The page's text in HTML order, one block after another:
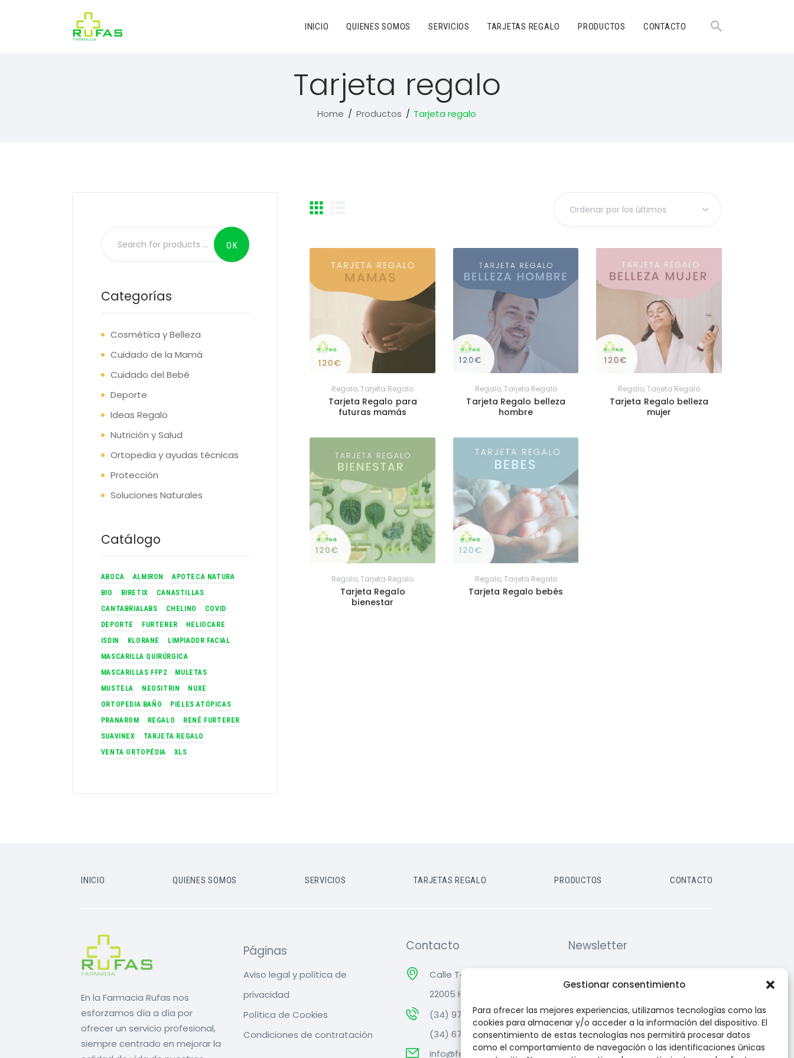
Gestionar consentimiento
Para ofrecer las mejores experiencias, utilizamos tecnologías como las
cookies para almacenar y/o acceder a la información del dispositivo. El
consentimiento de estas tecnologías nos permitirá procesar datos
como el comportamiento de navegación o las identificaciones únicas
INICIO QUIENES SOMOS SERVICIOS TARJETAS REGALO PRODUCTOS CONTACTO
Tarjeta regalo
Home Productos Tarjeta regalo
Regalo,Tarjeta Regalo
Tarjeta Regalo para
futuras mamás
Regalo,Tarjeta Regalo
Tarjeta Regalo belleza
hombre
Regalo,Tarjeta Regalo
Tarjeta Regalo belleza
mujer
Regalo,Tarjeta Regalo
Tarjeta Regalo
bienestar
Regalo,Tarjeta Regalo
Tarjeta Regalo bebés
Categorías
Cosmética y Belleza
Cuidado de la Mamá
Cuidado del Bebé
Deporte
Ideas Regalo
Nutrición y Salud
Ortopedia y ayudas técnicas
Protección
Soluciones Naturales
Catálogo
ABOCA ALMIRON
APOTECA NATURA
BIO
BIRETIX
CANASTILLAS
CANTABRIALABS
CHELINO
COVID
DEPORTE
FURTERER
HELIOCARE
ISDIN
KLORANE
LIMPIADOR FACIAL
MASCARILLA QUIRÚRGICA
MASCARILLAS FFP2
MULETAS
MUSTELA
NEOSITRIN
NUXE
ORTOPEDIA BAÑO
PIELES ATÓPICAS
PRANAROM
REGALO
RENÉ FURTERER
SUAVINEX
TARJETA REGALO
VENTA ORTOPÉDIA
XLS
INICIO QUIENES SOMOS SERVICIOS TARJETAS REGALO PRODUCTOS CONTACTO
En la Farmacia Rufas nos
esforzamos día a día por
ofrecer un servicio profesional,
siempre centrado en mejorar la
Páginas
Aviso legal y política de
privacidad
Política de Cookies
Condiciones de contratación
Contacto
Calle Teruel, Nº 8,
22005 Huesca
(34) 974 22 67 88
(34) 674 34 12 58
info@farmaciarufas.com
Newsletter
noticias y ofertas en tu correo